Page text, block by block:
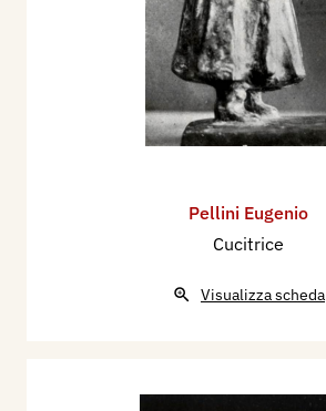
Pellini Eugenio
Cucitrice
Visualizza scheda